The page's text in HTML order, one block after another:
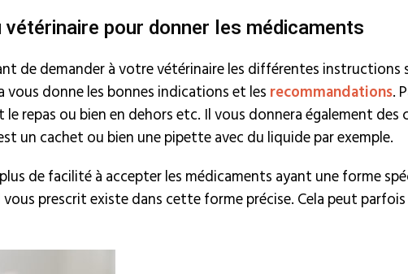
pour donner les médicaments
de demander à votre vétérinaire les différentes instructions
vous donne les bonnes indications et les recommandations.
repas ou bien en dehors etc. Il vous donnera également des
un cachet ou bien une pipette avec du liquide par exemple.
de facilité à accepter les médicaments ayant une forme
vous prescrit existe dans cette forme précise. Cela peut